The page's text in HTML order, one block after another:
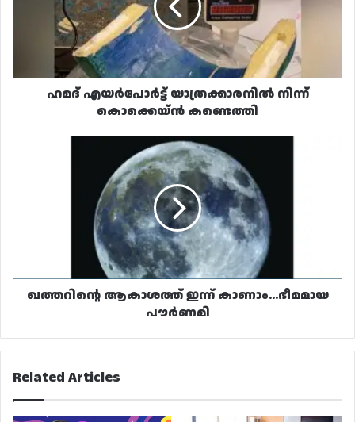
കൊക്കെയ്ൻ
കണ്ടെത്തി
ഹമദ് എയർപോർട്ട് യാത്രക്കാരനിൽ നിന്ന്
കൊക്കെയ്ൻ കണ്ടെത്തി
ഖത്തറിന്റെ ആകാശത്ത് ഇന്ന് കാണാം...ഭീമമായ
പൗർണമി
Related Articles